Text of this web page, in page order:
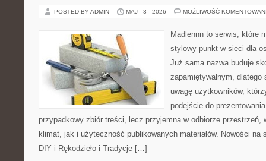
POSTED BY ADMIN MAJ - 3 - 2026 MOŻLIWOŚĆ
Madlennn to serwis, które
stylowy punkt w sieci dla
Już sama nazwa buduje
zapamiętywalnym, dlatego
uwagę użytkowników,
podejście do
przypadkowy zbiór treści, lecz przyjemna w odbiorze przestrzeń,
klimat, jak i użyteczność publikowanych materiałów. Nowości na
DIY i Rękodzieło i Tradycje […]